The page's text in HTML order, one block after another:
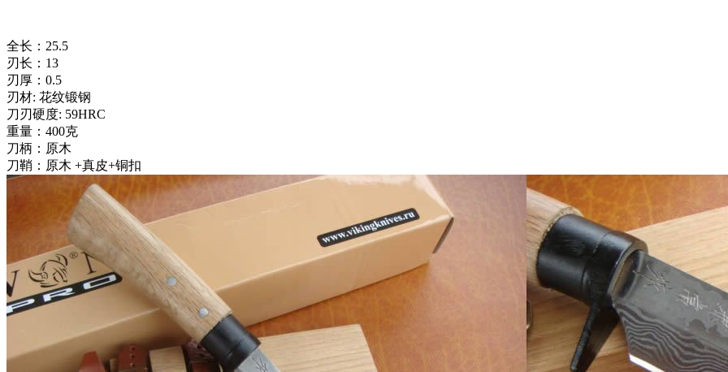
全长：25.5
刃长：13
刃厚：0.5
刃材: 花纹锻钢
刀刃硬度: 59HRC
重量：400克
刀柄：原木
刀鞘：原木 +真皮+铜扣